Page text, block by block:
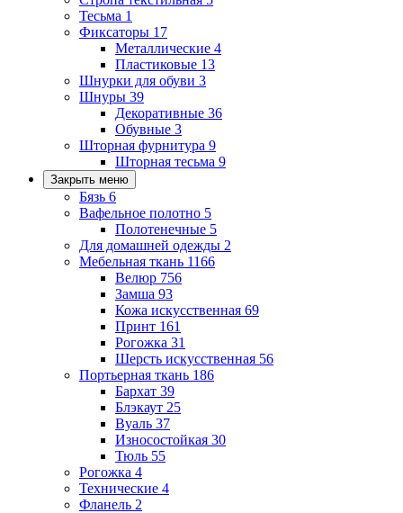
Тесьма 1
Фиксаторы 17
Металлические 4
Пластиковые 13
Шнурки для обуви 3
Шнуры 39
Декоративные 36
Обувные 3
Шторная фурнитура 9
Шторная тесьма 9
Закрыть меню
Бязь 6
Вафельное полотно 5
Полотенечные 5
Для домашней одежды 2
Мебельная ткань 1166
Велюр 756
Замша 93
Кожа искусственная 69
Принт 161
Рогожка 31
Шерсть искусственная 56
Портьерная ткань 186
Бархат 39
Блэкаут 25
Вуаль 37
Износостойкая 30
Тюль 55
Рогожка 4
Технические 4
Фланель 2